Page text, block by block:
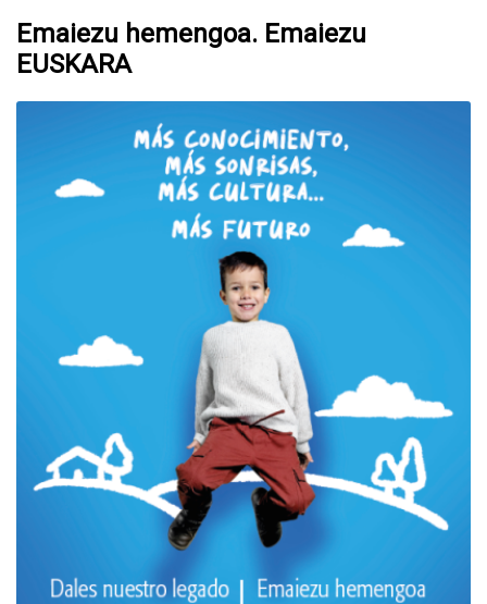
Emaiezu hemengoa. Emaiezu
EUSKARA